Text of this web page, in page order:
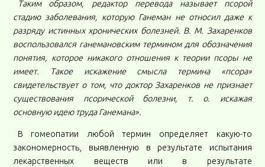
Таким образом, редактор перевода называет псорой
стадию заболевания, которую Ганеман не относил даже к
разряду истинных хронических болезней. В. М. Захаренков
воспользовался ганемановским термином для обозначения
понятия, которое никакого отношения к теории псоры не
имеет. Такое искажение смысла термина «псора»
свидетельствует о том, что доктор Захаренков не признает
существования псорической болезни, т. о. искажая
основную идею труда Ганемана».
В гомеопатии любой термин определяет какую-то
закономерность, выявленную в результате испытания
лекарственных веществ или в результате